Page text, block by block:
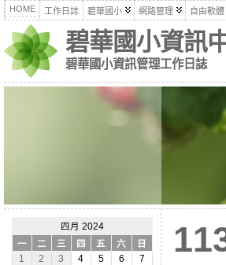
HOME 工作日誌 碧華國小 網路管理 自由軟體
碧華國小資訊
碧華國小資訊管理工作日誌
四月 2024
一
二 三 四 五 六
日
1
2 3 4 5 6
7